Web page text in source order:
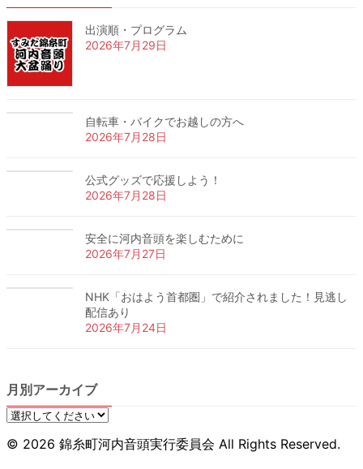
出演順・プログラム
2026年7月29日
自転車・バイクでお越しの方へ
2026年7月28日
公式グッズで応援しよう！
2026年7月28日
安全に河内音頭を楽しむために
2026年7月27日
NHK「おはよう首都圏」で紹介されました！見逃し
配信あり
2026年7月24日
月別アーカイブ
© 2026 錦糸町河内音頭実行委員会 All Rights Reserved.